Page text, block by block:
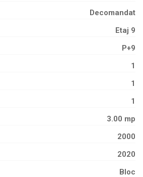
Decomandat
Etaj 9
P+9
1
1
1
3.00 mp
2000
2020
Bloc